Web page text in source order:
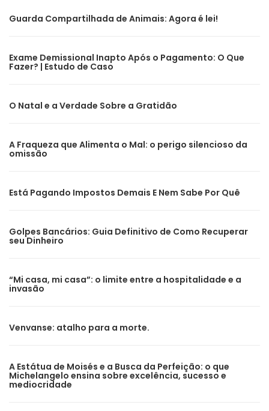
Guarda Compartilhada de Animais: Agora é lei!
Exame Demissional Inapto Após o Pagamento: O Que
Fazer? | Estudo de Caso
O Natal e a Verdade Sobre a Gratidão
A Fraqueza que Alimenta o Mal: o perigo silencioso da
omissão
Está Pagando Impostos Demais E Nem Sabe Por Quê
Golpes Bancários: Guia Definitivo de Como Recuperar
seu Dinheiro
“Mi casa, mi casa”: o limite entre a hospitalidade e a
invasão
Venvanse: atalho para a morte.
A Estátua de Moisés e a Busca da Perfeição: o que
Michelangelo ensina sobre excelência, sucesso e
mediocridade